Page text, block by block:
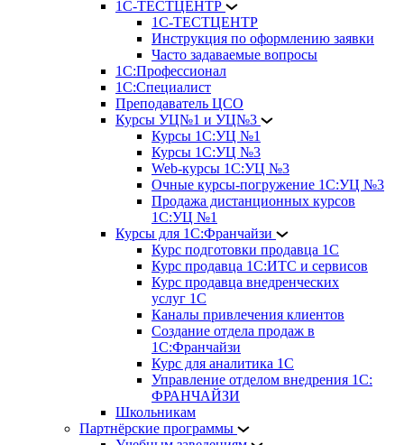
1С-ТЕСТЦЕНТР
1С-ТЕСТЦЕНТР
Инструкция по оформлению заявки
Часто задаваемые вопросы
1С:Профессионал
1С:Специалист
Преподаватель ЦСО
Курсы УЦ№1 и УЦ№3
Курсы 1С:УЦ №1
Курсы 1С:УЦ №3
Web-курсы 1С:УЦ №3
Очные курсы-погружение 1С:УЦ №3
Продажа дистанционных курсов
1С:УЦ №1
Курсы для 1С:Франчайзи
Курс подготовки продавца 1С
Курс продавца 1С:ИТС и сервисов
Курс продавца внедренческих
услуг 1С
Каналы привлечения клиентов
Создание отдела продаж в
1С:Франчайзи
Курс для аналитика 1С
Управление отделом внедрения 1С:
ФРАНЧАЙЗИ
Школьникам
Партнёрские программы